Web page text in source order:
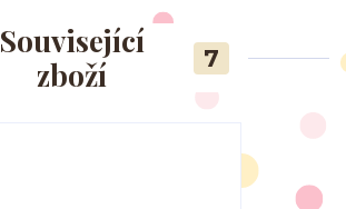
Související
zboží
7